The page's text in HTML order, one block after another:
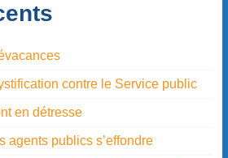
contre le Service public
en détresse
agents publics s’effondre